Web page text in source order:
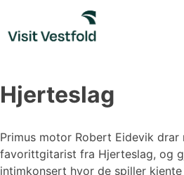
content
Hjerteslag
Primus motor Robert Eidevik drar
favorittgitarist fra Hjerteslag, og
intimkonsert hvor de spiller